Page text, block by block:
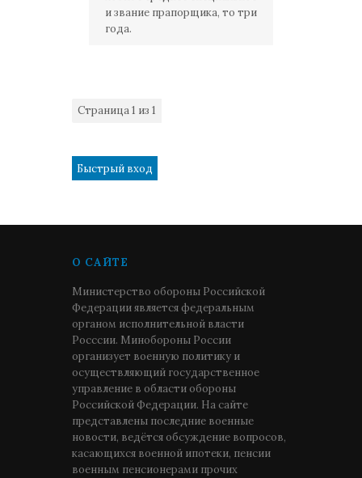
и звание прапорщика, то три
года.
Страница1 из 1
О САЙТЕ
Министерство обороны Российской
Федерации является федеральным
органом исполнительной власти
Росссии. Минобороны России
организует военную политику и
осуществляющий государственное
управление в области обороны
Российской Федерации. На сайте
представлены последние военные
новости, ведётся обсуждение вопросов,
касающихся военной ипотеки, пенсии
военным пенсионерами прочих